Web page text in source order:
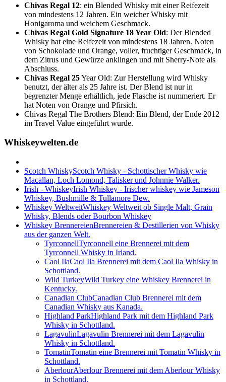
Chivas Regal 12: ein Blended Whisky mit einer Reifezeit
von mindestens 12 Jahren. Ein weicher Whisky mit
Honigaroma und weichem Geschmack.
Chivas Regal Gold Signature 18 Year Old: Der Blended
Whisky hat eine Reifezeit von mindestens 18 Jahren. Noten
von Schokolade und Orange, voller, fruchtiger Geschmack, in
dem Zitrus und Gewürze anklingen und mit Sherry-Note als
Abschluss.
Chivas Regal 25Year Old: Zur Herstellung wird Whisky
benutzt, der älter als 25 Jahre ist. Der Blend ist nur in
begrenzter Menge erhältlich, jede Flasche ist nummeriert. Er
hat Noten von Orange und Pfirsich.
Chivas Regal The Brothers Blend: Ein Blend, der Ende 2012
im Travel Value eingeführt wurde.
Whiskeywelten.de
Scotch WhiskyScotch Whisky - Schottischer Whisky wie
Macallan, Loch Lomond, Talisker und Johnnie Walker.
Irish - WhiskeyIrish Whiskey - Irischer whiskey wie Jameson
Whiskey, Bushmille & Tullamore Dew.
Whiskey WeltweitWhiskey Weltweit ob Single Malt, Grain
Whisky, Blends oder Bourbon Whiskey
Whiskey BrennereienBrennereien & Destillerien von Whisky
aus der ganzen Welt.
TyrconnellTyrconnell eine Brennerei mit dem
Tyrconnell Whisky in Irland.
Caol IlaCaol Ila Brennerei mit dem Caol Ila Whisky in
Schottland.
Wild TurkeyWild Turkey eine Whiskey Brennerei in
Kentucky.
Canadian ClubCanadian Club Brennerei mit dem
Canadian Whisky aus Kanada.
Highland ParkHighland Park mit dem Highland Park
Whisky in Schottland.
LagavulinLagavulin Brennerei mit dem Lagavulin
Whisky in Schottland.
TomatinTomatin eine Brennerei mit Tomatin Whisky in
Schottland.
AberlourAberlour Brennerei mit dem Aberlour Whisky
in Schottland.